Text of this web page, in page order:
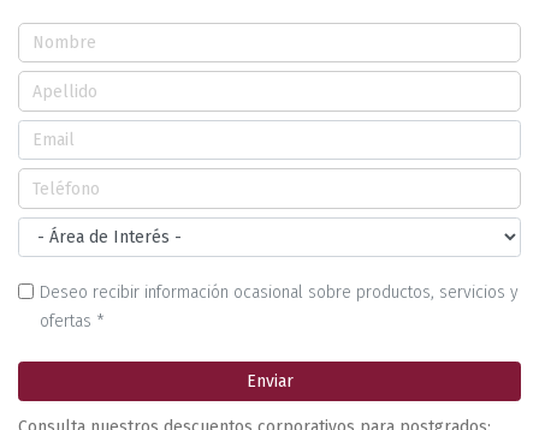
Deseo recibir información ocasional sobre productos, servicios y
ofertas *
Enviar